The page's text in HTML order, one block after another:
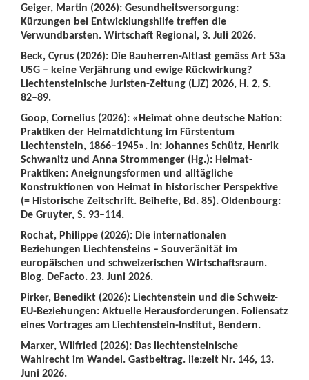
Geiger, Martin (2026): Gesundheitsversorgung:
Kürzungen bei Entwicklungshilfe treffen die
Verwundbarsten. Wirtschaft Regional, 3. Juli 2026.
Beck, Cyrus (2026): Die Bauherren-Altlast gemäss Art 53a
USG – keine Verjährung und ewige Rückwirkung?
Liechtensteinische Juristen-Zeitung (LJZ) 2026, H. 2, S.
82–89.
Goop, Cornelius (2026): «Heimat ohne deutsche Nation:
Praktiken der Heimatdichtung im Fürstentum
Liechtenstein, 1866–1945». In: Johannes Schütz, Henrik
Schwanitz und Anna Strommenger (Hg.): Heimat-
Praktiken: Aneignungsformen und alltägliche
Konstruktionen von Heimat in historischer Perspektive
(= Historische Zeitschrift. Beihefte, Bd. 85). Oldenbourg:
De Gruyter, S. 93–114.
Rochat, Philippe (2026): Die internationalen
Beziehungen Liechtensteins – Souveränität im
europäischen und schweizerischen Wirtschaftsraum.
Blog. DeFacto. 23. Juni 2026.
Pirker, Benedikt (2026): Liechtenstein und die Schweiz-
EU-Beziehungen: Aktuelle Herausforderungen. Foliensatz
eines Vortrages am Liechtenstein-Institut, Bendern.
Marxer, Wilfried (2026): Das liechtensteinische
Wahlrecht im Wandel. Gastbeitrag. lie:zeit Nr. 146, 13.
Juni 2026.